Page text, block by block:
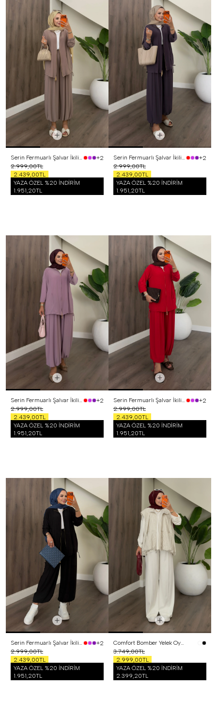
Serin Fermuarlı Şalvar İkili Takım Vizon
+2
2.999,00TL
2.439,00TL
YAZA ÖZEL %20 İNDİRİM
1.951,20TL
Serin Fermuarlı Şalvar İkili Takım Mor
+2
2.999,00TL
2.439,00TL
YAZA ÖZEL %20 İNDİRİM
1.951,20TL
Serin Fermuarlı Şalvar İkili Takım Lila
+2
2.999,00TL
2.439,00TL
YAZA ÖZEL %20 İNDİRİM
1.951,20TL
Serin Fermuarlı Şalvar İkili Takım Kırmızı
+2
2.999,00TL
2.439,00TL
YAZA ÖZEL %20 İNDİRİM
1.951,20TL
Serin Fermuarlı Şalvar İkili Takım Siyah
+2
2.999,00TL
2.439,00TL
YAZA ÖZEL %20 İNDİRİM
1.951,20TL
Comfort Bomber Yelek Oysh Üçlü Takım Beyaz
3.749,00TL
2.999,00TL
YAZA ÖZEL %20 İNDİRİM
2.399,20TL